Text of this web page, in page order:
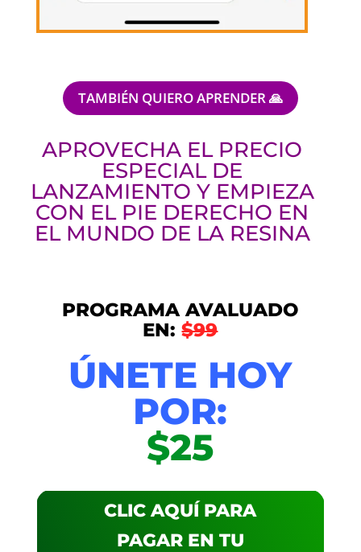
TAMBIÉN QUIERO APRENDER 🙏
APROVECHA EL PRECIO
ESPECIAL DE
LANZAMIENTO Y EMPIEZA
CON EL PIE DERECHO EN
EL MUNDO DE LA RESINA
PROGRAMA AVALUADO
EN: $99
ÚNETE HOY
POR:
$25
CLIC AQUÍ PARA
PAGAR EN TU